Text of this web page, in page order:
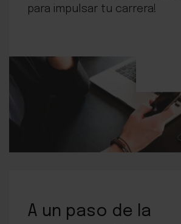
para impulsar tu carrera!
A un paso de la